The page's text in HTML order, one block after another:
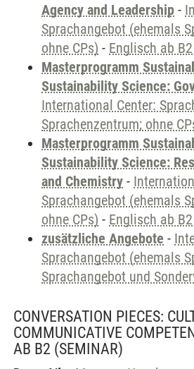
Agency and Leadership -
Sprachangebot (ehemals
ohne CPs) - Englisch ab B2
Masterprogramm
Sustainability Science:
International Center:
Sprachenzentrum; ohne
Masterprogramm
Sustainability Science:
and Chemistry -
Sprachangebot (ehemals
ohne CPs) - Englisch ab B2
zusätzliche Angebote -
Sprachangebot (ehemals
Sprachangebot und
CONVERSATION PIECES:
COMMUNICATIVE
AB B2 (SEMINAR)